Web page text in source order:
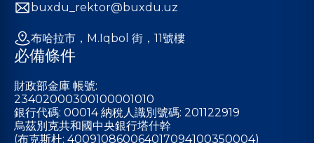
buxdu_rektor@buxdu.uz
布哈拉市，M.Iqbol 街，11號樓
必備條件
財政部金庫 帳號:
23402000300100001010
銀行代碼: 00014 納稅人識別號碼: 201122919
烏茲別克共和國中央銀行塔什幹
(布克斯杜: 400910860064017094100350004)